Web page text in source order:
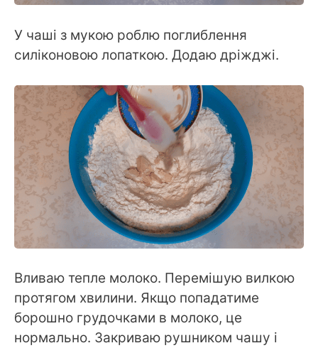
У чаші з мукою роблю поглиблення
силіконовою лопаткою. Додаю дріжджі.
Вливаю тепле молоко. Перемішую вилкою
протягом хвилини. Якщо попадатиме
борошно грудочками в молоко, це
нормально. Закриваю рушником чашу і